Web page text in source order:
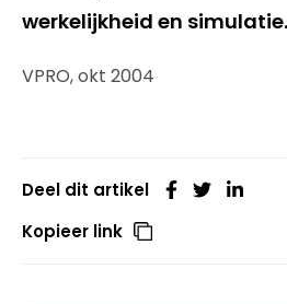
werkelijkheid en simulatie.
VPRO, okt 2004
Deel dit artikel
Kopieer link